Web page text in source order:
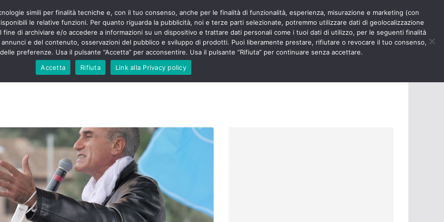
sono
senza
aggressioni
“tagli e
proclamato lo
Nursing Up contro
soccorso e
Up:
anche
POLITICA STUDENTI SALUTE COMUNICATI CURIOSITÀ NURSE TIMES
simili per finalità tecniche e, con il tuo consenso, anche per le finalità di funzionalità, esperienza, misurazione e marketing (con
le relative funzioni. Per quanto riguarda la pubblicità, noi e terze parti selezionate, potremmo utilizzare dati di geolocalizzazione
fine di archiviare e/o accedere a informazioni su un dispositivo e trattare dati personali come i tuoi dati di utilizzo, per le seguenti finalità
e del contenuto, osservazioni del pubblico e sviluppo di prodotti. Puoi liberamente prestare, rifiutare o revocare il tuo consenso,
preferenze. Usa il pulsante “Accetta” per acconsentire. Usa il pulsante “Rifiuta” per continuare senza accettare.
Accetta
Rifiuta Link alla Privacy policy